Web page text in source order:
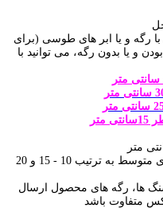
رگه و یا ابر های طوسی (برای
و یا بدون رگه، می توانید با
ارتفاع پایه میخی های شکلات خوری متوسط به ترتیب 10 - 15 و 20
ها، رگه های محصول ارسال
متفاوت باشد